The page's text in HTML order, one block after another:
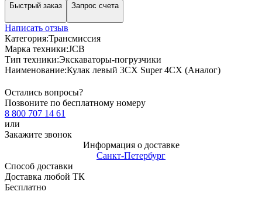
Быстрый заказ
Запрос счета
Написать отзыв
Категория:Трансмиссия
Марка техники:JCB
Тип техники:Экскаваторы-погрузчики
Наименование:Кулак левый 3СХ Super 4CX (Аналог)
Остались вопросы?
Позвоните по бесплатному номеру
8 800 707 14 61
или
Закажите звонок
Информация о доставке
Санкт-Петербург
Способ доставки
Доставка любой ТК
Бесплатно